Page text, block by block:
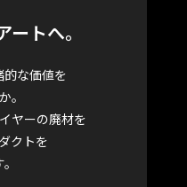
トへ。
的な価値を
。
ヤーの廃材を
クトを